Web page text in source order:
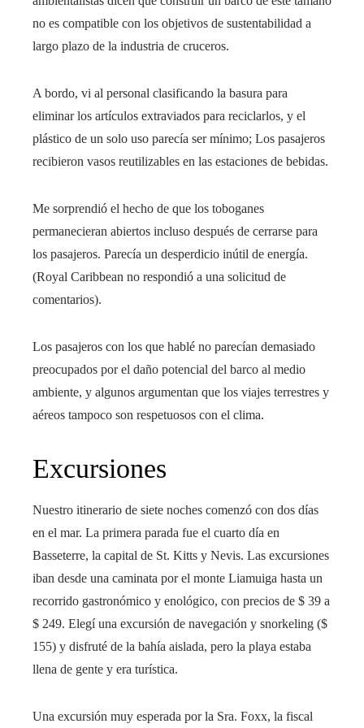
no es compatible con los objetivos de sustentabilidad a
largo plazo de la industria de cruceros.
A bordo, vi al personal clasificando la basura para
eliminar los artículos extraviados para reciclarlos, y el
plástico de un solo uso parecía ser mínimo; Los pasajeros
recibieron vasos reutilizables en las estaciones de bebidas.
Me sorprendió el hecho de que los toboganes
permanecieran abiertos incluso después de cerrarse para
los pasajeros. Parecía un desperdicio inútil de energía.
(Royal Caribbean no respondió a una solicitud de
comentarios).
Los pasajeros con los que hablé no parecían demasiado
preocupados por el daño potencial del barco al medio
ambiente, y algunos argumentan que los viajes terrestres y
aéreos tampoco son respetuosos con el clima.
Excursiones
Nuestro itinerario de siete noches comenzó con dos días
en el mar. La primera parada fue el cuarto día en
Basseterre, la capital de St. Kitts y Nevis. Las excursiones
iban desde una caminata por el monte Liamuiga hasta un
recorrido gastronómico y enológico, con precios de $ 39 a
$ 249. Elegí una excursión de navegación y snorkeling ($
155) y disfruté de la bahía aislada, pero la playa estaba
llena de gente y era turística.
Una excursión muy esperada por la Sra. Foxx, la fiscal